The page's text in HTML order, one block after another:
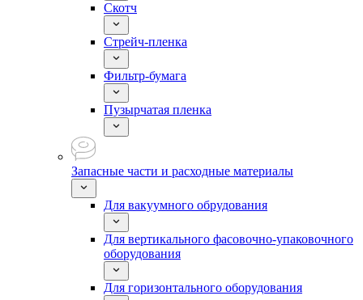
Скотч
Стрейч-пленка
Фильтр-бумага
Пузырчатая пленка
Запасные части и расходные материалы
Для вакуумного обрудования
Для вертикального фасовочно-упаковочного
оборудования
Для горизонтального оборудования